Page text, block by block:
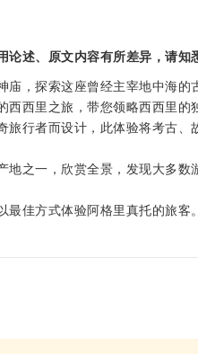
述、原文内容有所差异，请知
，探索这座曾经主宰地中海的
西里之旅，带您领略西西里的
行者而设计，此体验将考古、
之一，欣赏全景，发现大多数
佳方式体验阿格里真托的旅客。